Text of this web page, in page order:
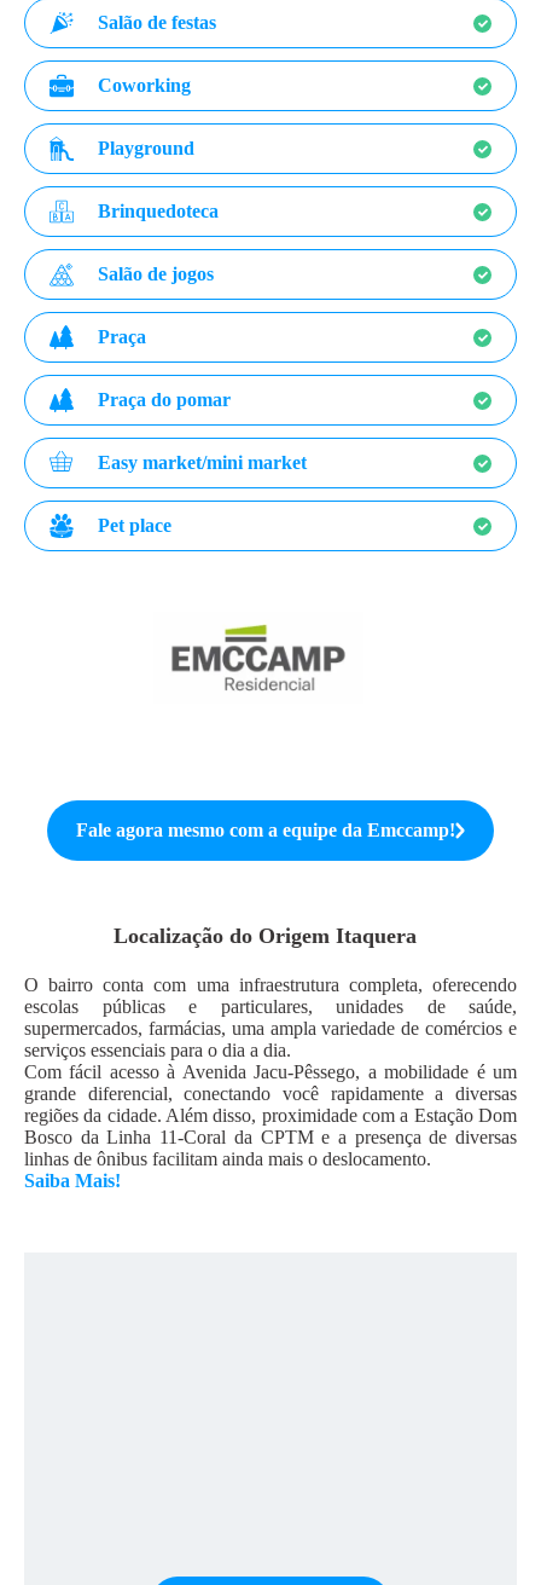
Salão de festas
Coworking
Playground
Brinquedoteca
Salão de jogos
Praça
Praça do pomar
Easy market/mini market
Pet place
Fale agora mesmo com a equipe da Emccamp!
Localização do Origem Itaquera
O bairro conta com uma infraestrutura completa, oferecendo
escolas públicas e particulares, unidades de saúde,
supermercados, farmácias, uma ampla variedade de comércios e
serviços essenciais para o dia a dia.
Com fácil acesso à Avenida Jacu-Pêssego, a mobilidade é um
grande diferencial, conectando você rapidamente a diversas
regiões da cidade. Além disso, proximidade com a Estação Dom
Bosco da Linha 11-Coral da CPTM e a presença de diversas
linhas de ônibus facilitam ainda mais o deslocamento.
Saiba Mais!